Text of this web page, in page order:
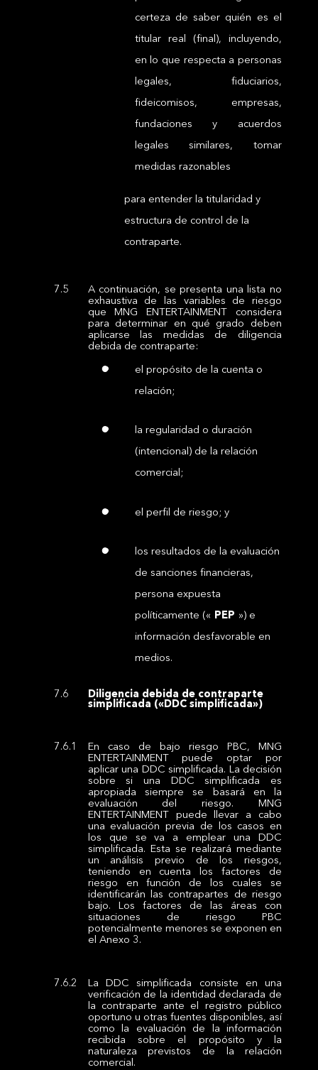
certeza de saber quién es el
titular real (final), incluyendo,
en lo que respecta a personas
legales, fiduciarios,
fideicomisos, empresas,
fundaciones y acuerdos
legales similares, tomar
medidas razonables
para entender la titularidad y
estructura de control de la
contraparte.
A continuación, se presenta una lista no
exhaustiva de las variables de riesgo
que MNG ENTERTAINMENT considera
para determinar en qué grado deben
aplicarse las medidas de diligencia
debida de contraparte:
el propósito de la cuenta o
relación;
la regularidad o duración
(intencional) de la relación
comercial;
el perfil de riesgo; y
los resultados de la evaluación
de sanciones financieras,
persona expuesta
políticamente (« PEP ») e
información desfavorable en
medios.
Diligencia debida de contraparte
simplificada («DDC simplificada»)
En caso de bajo riesgo PBC, MNG
ENTERTAINMENT puede optar por
aplicar una DDC simplificada. La decisión
sobre si una DDC simplificada es
apropiada siempre se basará en la
evaluación del riesgo. MNG
ENTERTAINMENT puede llevar a cabo
una evaluación previa de los casos en
los que se va a emplear una DDC
simplificada. Esta se realizará mediante
un análisis previo de los riesgos,
teniendo en cuenta los factores de
riesgo en función de los cuales se
identificarán las contrapartes de riesgo
bajo. Los factores de las áreas con
situaciones de riesgo PBC
potencialmente menores se exponen en
el Anexo 3.
La DDC simplificada consiste en una
verificación de la identidad declarada de
la contraparte ante el registro público
oportuno u otras fuentes disponibles, así
como la evaluación de la información
recibida sobre el propósito y la
naturaleza previstos de la relación
comercial.